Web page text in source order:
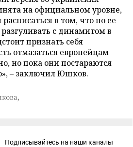
на официальном уровне,
в том, что по ее
с динамитом в
признать себя
отмазаться европейцам
но пока они постараются
– заключил Юшков.
Подписывайтесь на наши каналы